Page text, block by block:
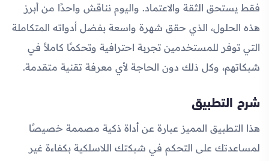
فقط يستحق الثقة والاعتماد. واليوم نناقش واحدًا من أبرز
هذه الحلول، الذي حقق شهرة واسعة بفضل أدواته المتكاملة
التي توفر للمستخدمين تجربة احترافية وتحكمًا كاملاً في
شبكاتهم، وكل ذلك دون الحاجة لأي معرفة تقنية متقدمة.
شرح التطبيق
هذا التطبيق المميز عبارة عن أداة ذكية مصممة خصيصًا
لمساعدتك على التحكم في شبكتك اللاسلكية بكفاءة غير